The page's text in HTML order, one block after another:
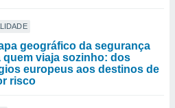
geográfico da segurança
quem viaja sozinho: dos
europeus aos destinos de
risco